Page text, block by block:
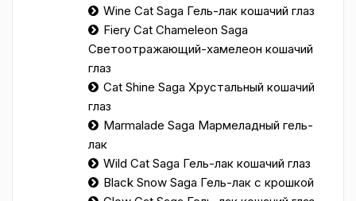
Wine Cat Saga Гель-лак кошачий глаз
Fiery Cat Chameleon Saga
Светоотражающий-хамелеон кошачий
глаз
Cat Shine Saga Хрустальный кошачий
глаз
Marmalade Saga Мармеладный гель-
лак
Wild Cat Saga Гель-лак кошачий глаз
Black Snow Saga Гель-лак с крошкой